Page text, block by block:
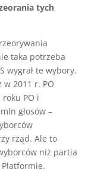
tych
taka potrzeba
wygrał te wybory,
w 2011 r. PO
roku PO i
głosów –
rząd. Ale to
niż partia
Platformie.